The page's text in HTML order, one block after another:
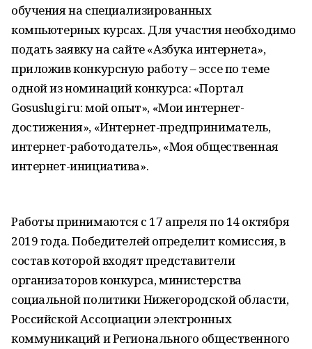
обучения на специализированных
компьютерных курсах. Для участия необходимо
подать заявку на сайте «Азбука интернета»,
приложив конкурсную работу – эссе по теме
одной из номинаций конкурса: «Портал
Gosuslugi.ru: мой опыт», «Мои интернет-
достижения», «Интернет-предприниматель,
интернет-работодатель», «Моя общественная
интернет-инициатива».
Работы принимаются с 17 апреля по 14 октября
2019 года. Победителей определит комиссия, в
состав которой входят представители
организаторов конкурса, министерства
социальной политики Нижегородской области,
Российской Ассоциации электронных
коммуникаций и Регионального общественного